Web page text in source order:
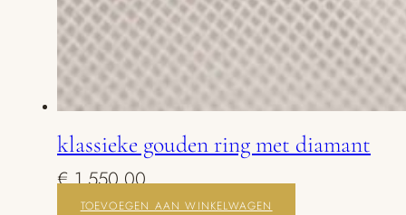
klassieke gouden ring met diamant
€1.550,00
TOEVOEGEN AAN WINKELWAGEN